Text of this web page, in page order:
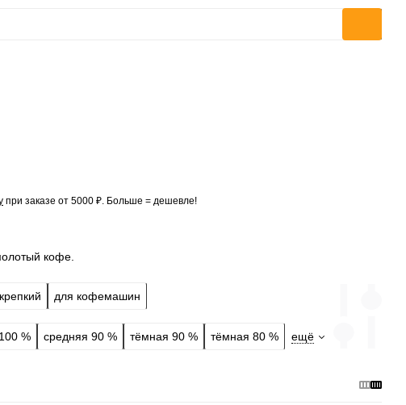
при заказе от 5000 ₽. Больше = дешевле!
кофе.
для кофемашин
% средняя 90 % тёмная 90 % тёмная 80 % ещё